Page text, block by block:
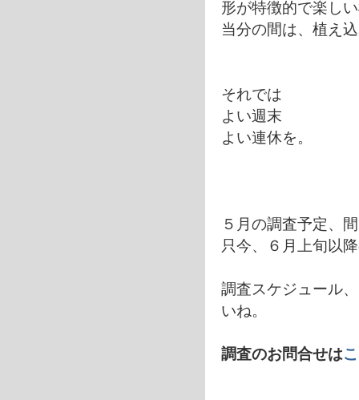
形が特徴的で楽し
当分の間は、植え
それでは
よい週末
よい連休を。
５月の調査予定、
只今、６月上旬以
調査スケジュール
いね。
調査のお問合せは